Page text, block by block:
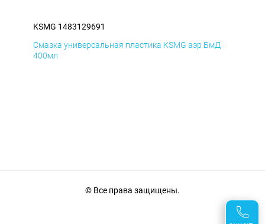
KSMG 1483129691
Смазка универсальная пластика KSMG аэр БмД
400мл
© Все права защищены.